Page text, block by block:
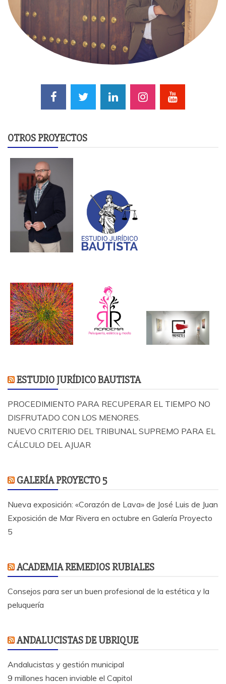
OTROS PROYECTOS
ESTUDIO JURÍDICO BAUTISTA
PROCEDIMIENTO PARA RECUPERAR EL TIEMPO NO
DISFRUTADO CON LOS MENORES.
NUEVO CRITERIO DEL TRIBUNAL SUPREMO PARA EL
CÁLCULO DEL AJUAR
GALERÍA PROYECTO 5
Nueva exposición: «Corazón de Lava» de José Luis de Juan
Exposición de Mar Rivera en octubre en Galería Proyecto
5
ACADEMIA REMEDIOS RUBIALES
Consejos para ser un buen profesional de la estética y la
peluquería
ANDALUCISTAS DE UBRIQUE
Andalucistas y gestión municipal
9 millones hacen inviable el Capitol